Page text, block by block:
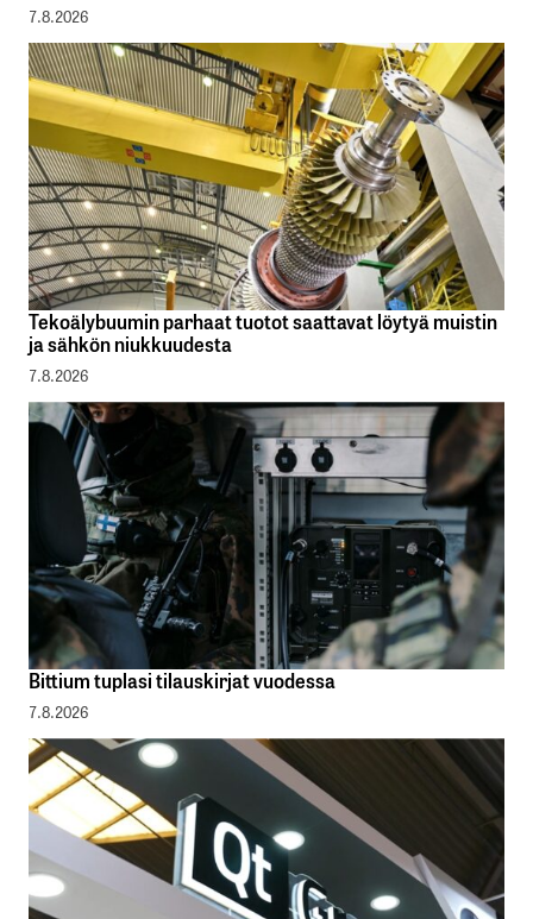
7.8.2026
Tekoälybuumin parhaat tuotot saattavat löytyä muistin
ja sähkön niukkuudesta
7.8.2026
Bittium tuplasi tilauskirjat vuodessa
7.8.2026